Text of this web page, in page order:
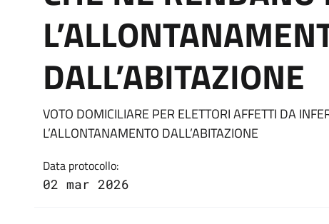
DALL’ABITAZIONE
VOTO DOMICILIARE PER ELETTORI AFFETTI DA
L’ALLONTANAMENTO DALL’ABITAZIONE
Data protocollo:
02 mar 2026